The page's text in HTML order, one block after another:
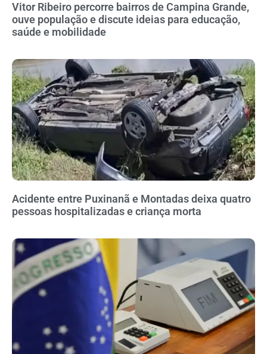
Vitor Ribeiro percorre bairros de Campina Grande,
ouve população e discute ideias para educação,
saúde e mobilidade
Acidente entre Puxinanã e Montadas deixa quatro
pessoas hospitalizadas e criança morta